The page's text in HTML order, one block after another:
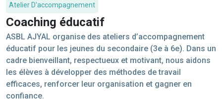
Atelier D'accompagnement
Coaching éducatif
ASBL AJYAL organise des ateliers d’accompagnement
éducatif pour les jeunes du secondaire (3e à 6e). Dans un
cadre bienveillant, respectueux et motivant, nous aidons
les élèves à développer des méthodes de travail
efficaces, renforcer leur organisation et gagner en
confiance.